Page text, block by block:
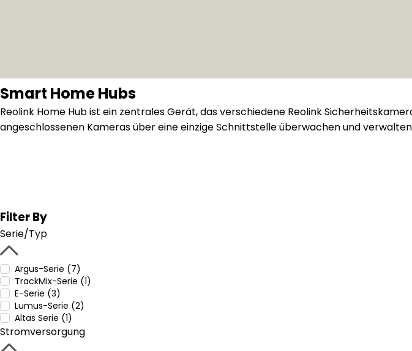
Smart Home Hubs
Reolink Home Hub ist ein zentrales Gerät, das verschiedene Reolink
angeschlossenen Kameras über eine einzige Schnittstelle überwachen und
Filter By
Serie/Typ
Argus-Serie (7)
TrackMix-Serie (1)
E-Serie (3)
Lumus-Serie (2)
Altas Serie (1)
Stromversorgung